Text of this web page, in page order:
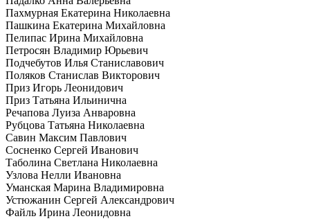
Пахмурная Екатерина Николаевна
Пашкина Екатерина Михайловна
Пелипас Ирина Михайловна
Петросян Владимир Юрьевич
Подчебутов Илья Станиславович
Поляков Станислав Викторович
Приз Игорь Леонидович
Приз Татьяна Ильинична
Речапова Луиза Анваровна
Рубцова Татьяна Николаевна
Савин Максим Павлович
Сосненко Сергей Иванович
Таболина Светлана Николаевна
Узлова Нелли Ивановна
Уманская Марина Владимировна
Устюжанин Сергей Александрович
Файль Ирина Леонидовна